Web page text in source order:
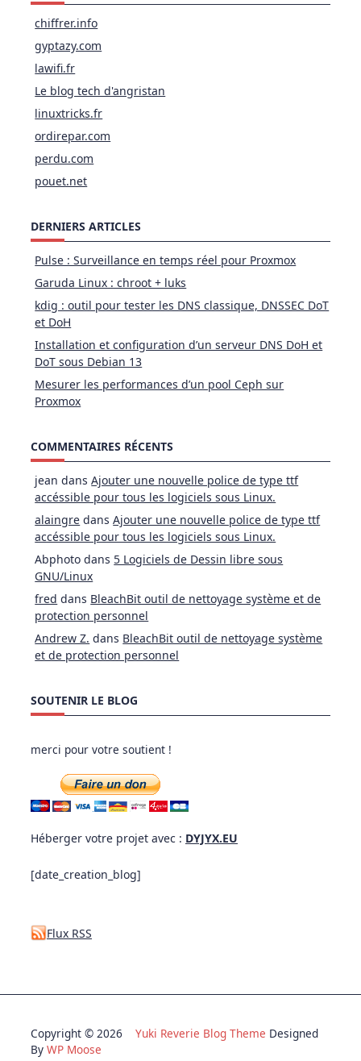
chiffrer.info
gyptazy.com
lawifi.fr
Le blog tech d'angristan
linuxtricks.fr
ordirepar.com
perdu.com
pouet.net
DERNIERS ARTICLES
Pulse : Surveillance en temps réel pour Proxmox
Garuda Linux : chroot + luks
kdig : outil pour tester les DNS classique, DNSSEC DoT
et DoH
Installation et configuration d’un serveur DNS DoH et
DoT sous Debian 13
Mesurer les performances d’un pool Ceph sur
Proxmox
COMMENTAIRES RÉCENTS
jean dansAjouter une nouvelle police de type ttf
accéssible pour tous les logiciels sous Linux.
alaingre dansAjouter une nouvelle police de type ttf
accéssible pour tous les logiciels sous Linux.
Abphoto dans 5 Logiciels de Dessin libre sous
GNU/Linux
fred dans BleachBit outil de nettoyage système et de
protection personnel
Andrew Z. dans BleachBit outil de nettoyage système
et de protection personnel
SOUTENIR LE BLOG
merci pour votre soutient !
Héberger votre projet avec : DYJYX.EU
[date_creation_blog]
Flux RSS
Copyright © 2026 Yuki Reverie Blog Theme Designed
By WP Moose